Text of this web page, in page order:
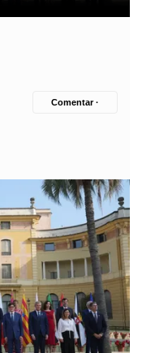
Comentar ·